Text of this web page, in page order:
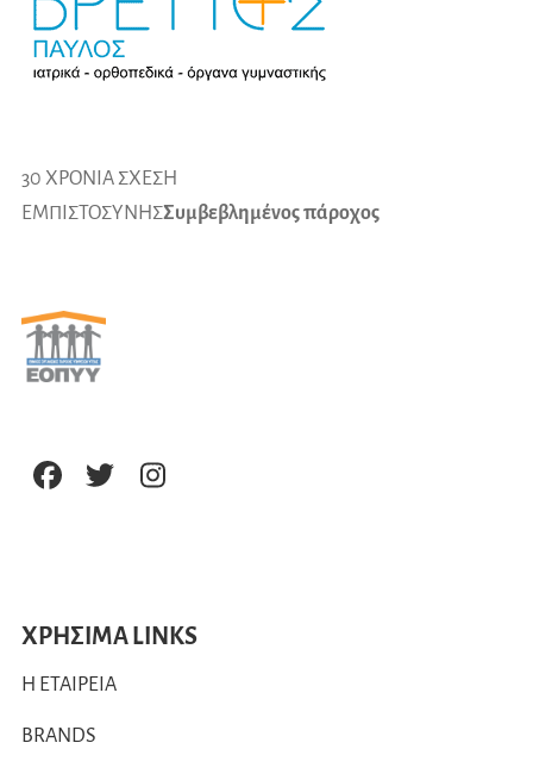
30 ΧΡΟΝΙΑ ΣΧΕΣΗ
ΕΜΠΙΣΤΟΣΥΝΗΣΣυμβεβλημένος πάροχος
ΧΡΗΣΙΜΑ LINKS
Η ΕΤΑΙΡΕΙΑ
BRANDS